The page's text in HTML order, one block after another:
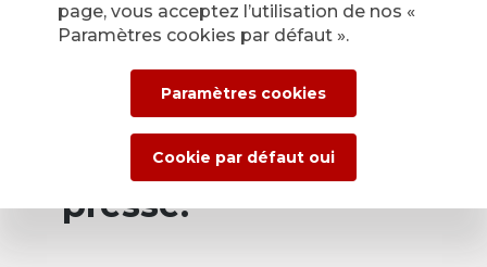
Service de presse
d’APG|SGA pour les
actualités et les
communiqués de
presse.
page, vous acceptez l’utilisation de nos «
Paramètres cookies par défaut ».
Paramètres cookies
Cookie par défaut oui